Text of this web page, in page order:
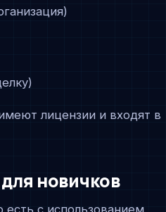
лицензии и входят в
новичков
есть с использованием